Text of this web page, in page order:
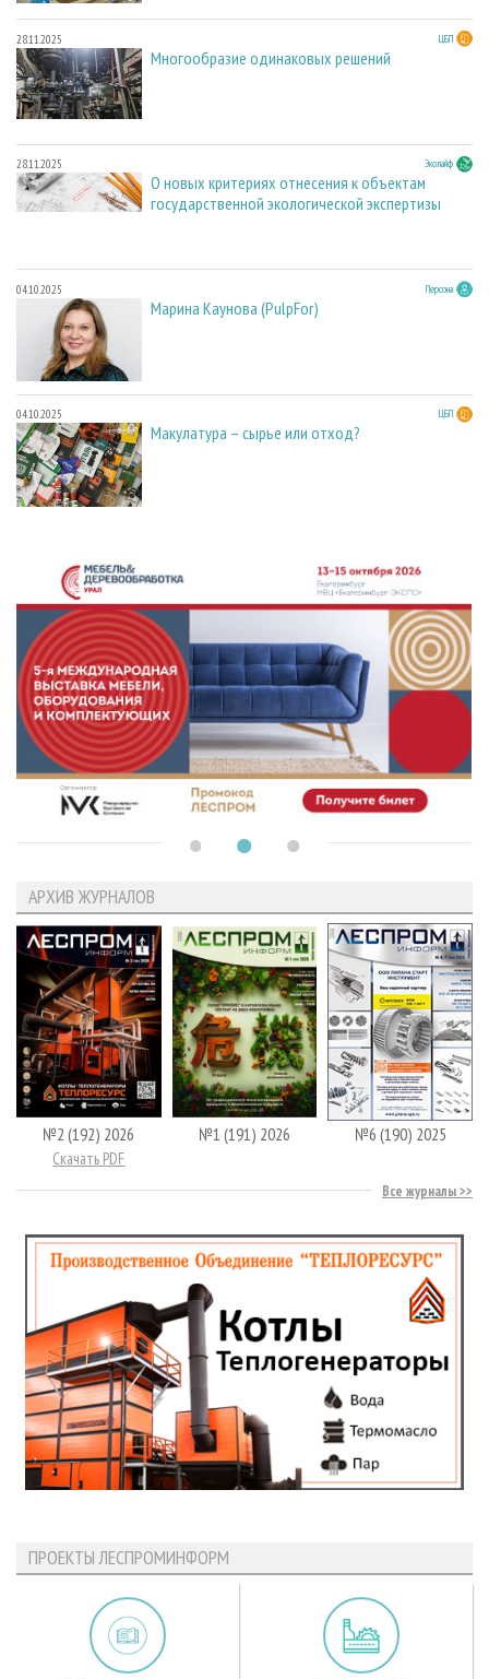
28.11.2025 ЦБП
Многообразие одинаковых решений
28.11.2025 Эколайф
О новых критериях отнесения к объектам
государственной экологической экспертизы
04.10.2025 Персона
Марина Каунова (PulpFor)
04.10.2025 ЦБП
Макулатура – сырье или отход?
АРХИВ ЖУРНАЛОВ
№2 (192) 2026
Скачать PDF
№1 (191) 2026 №6 (190) 2025
Все журналы
ПРОЕКТЫ ЛЕСПРОМИНФОРМ